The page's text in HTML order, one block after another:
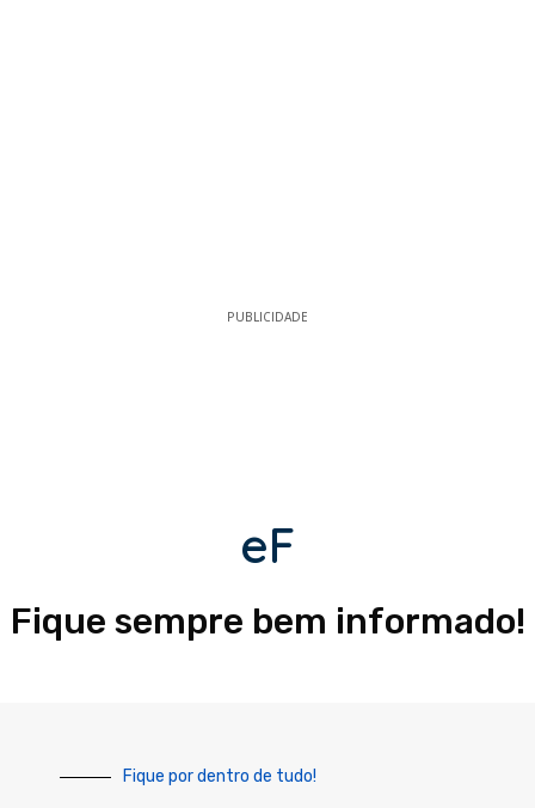
PUBLICIDADE
eF
Fique sempre bem informado!
Fique por dentro de tudo!